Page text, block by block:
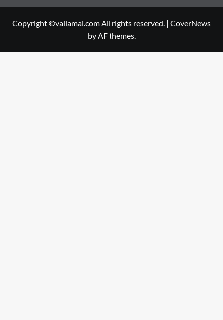
Copyright ©vallamai.com All rights reserved. | CoverNews
by AF themes.